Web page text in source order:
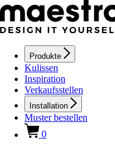
Produkte
Kulissen
Inspiration
Verkaufsstellen
Installation
Muster bestellen
0